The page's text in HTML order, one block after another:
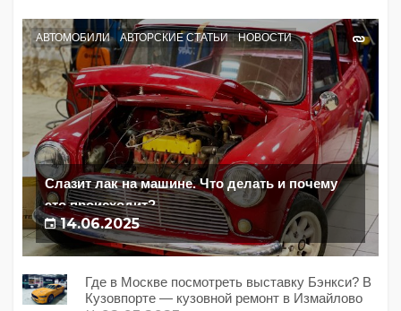
АВТОМОБИЛИ АВТОРСКИЕ СТАТЬИ НОВОСТИ
Слазит лак на машине. Что делать и почему
это происходит?
14.06.2025
Где в Москве посмотреть выставку Бэнкси? В
Кузовпорте — кузовной ремонт в Измайлово